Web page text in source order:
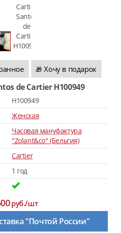
🎁 Хочу в подарок
de Cartier H100949
H100949
Женская
Часовая мануфактура
"Zolant&co" (Бельгия)
Cartier
1 год
руб./шт
"Почтой России"